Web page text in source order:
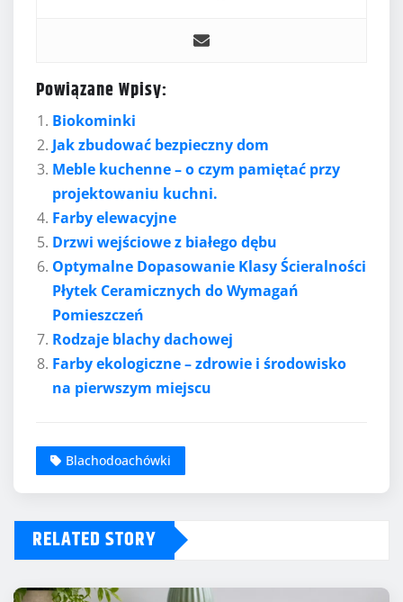
Powiązane Wpisy:
Biokominki
Jak zbudować bezpieczny dom
Meble kuchenne – o czym pamiętać przy
projektowaniu kuchni.
Farby elewacyjne
Drzwi wejściowe z białego dębu
Optymalne Dopasowanie Klasy Ścieralności
Płytek Ceramicznych do Wymagań
Pomieszczeń
Rodzaje blachy dachowej
Farby ekologiczne – zdrowie i środowisko
na pierwszym miejscu
Blachodoachówki
RELATED STORY